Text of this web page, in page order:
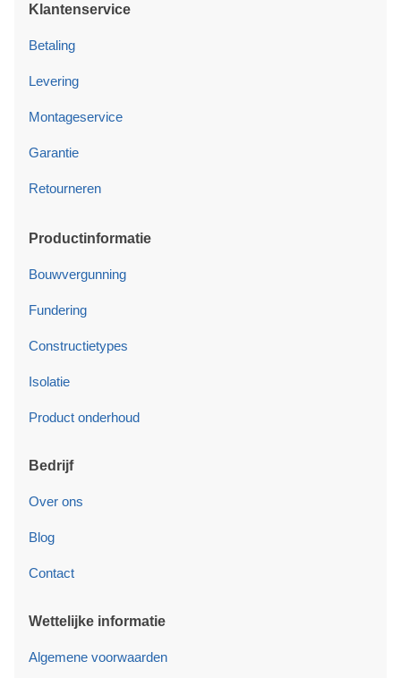
Klantenservice
Betaling
Levering
Montageservice
Garantie
Retourneren
Productinformatie
Bouwvergunning
Fundering
Constructietypes
Isolatie
Product onderhoud
Bedrijf
Over ons
Blog
Contact
Wettelijke informatie
Algemene voorwaarden